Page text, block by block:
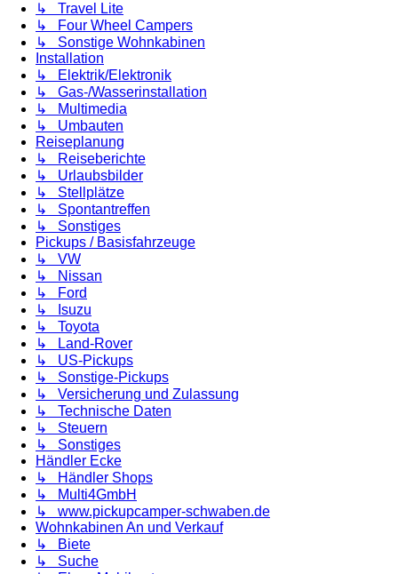
↳ Travel Lite
↳ Four Wheel Campers
↳ Sonstige Wohnkabinen
Installation
↳ Elektrik/Elektronik
↳ Gas-/Wasserinstallation
↳ Multimedia
↳ Umbauten
Reiseplanung
↳ Reiseberichte
↳ Urlaubsbilder
↳ Stellplätze
↳ Spontantreffen
↳ Sonstiges
Pickups / Basisfahrzeuge
↳ VW
↳ Nissan
↳ Ford
↳ Isuzu
↳ Toyota
↳ Land-Rover
↳ US-Pickups
↳ Sonstige-Pickups
↳ Versicherung und Zulassung
↳ Technische Daten
↳ Steuern
↳ Sonstiges
Händler Ecke
↳ Händler Shops
↳ Multi4GmbH
↳ www.pickupcamper-schwaben.de
Wohnkabinen An und Verkauf
↳ Biete
↳ Suche